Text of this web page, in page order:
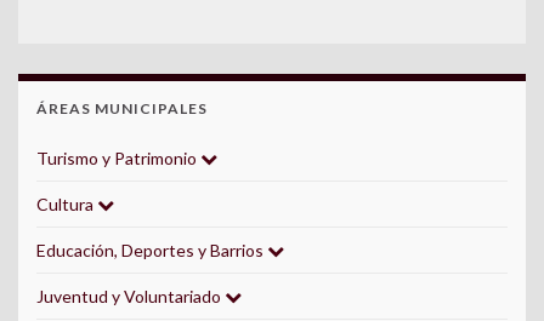
ÁREAS MUNICIPALES
Turismo y Patrimonio
Cultura
Educación, Deportes y Barrios
Juventud y Voluntariado